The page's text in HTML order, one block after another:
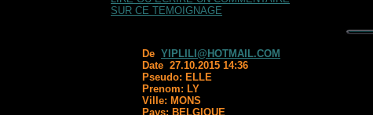
SUR CE TEMOIGNAGE
De YIPLILI@HOTMAIL.COM
Date 27.10.2015 14:36
Pseudo: ELLE
Prenom: LY
Ville: MONS
Pays: BELGIQUE